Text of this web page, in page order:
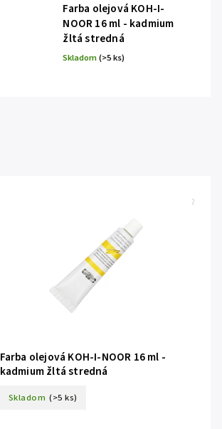
Farba olejová KOH-I-
NOOR 16 ml - kadmium
žltá stredná
Skladom(>5 ks)
Farba olejová KOH-I-NOOR 16 ml -
kadmium žltá stredná
Skladom (>5 ks)
161522